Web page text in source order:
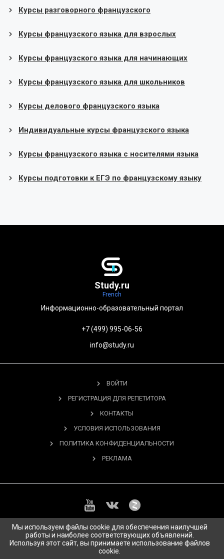
Курсы разговорного французского
Курсы французского языка для взрослых
Курсы французского языка для начинающих
Курсы французского языка для школьников
Курсы делового французского языка
Индивидуальные курсы французского языка
Курсы французского языка с носителями языка
Курсы подготовки к ЕГЭ по французскому языку
Study.ru
French
Информационно-образовательный портал
+7 (499) 995-06-56
info@study.ru
ВОЙТИ
РЕГИСТРАЦИЯ ДЛЯ РЕПЕТИТОРА
КОНТАКТЫ
УСЛОВИЯ ИСПОЛЬЗОВАНИЯ
ПОЛИТИКА КОНФИДЕНЦИАЛЬНОСТИ
РЕКЛАМА
Copyright © 2026 Study.ru Все права защищены.
Мы используем файлы cookie для обеспечения наилучшей
работы и наиболее соответствующих объявлений.
Используя этот сайт, вы принимаете использование файлов
cookie.